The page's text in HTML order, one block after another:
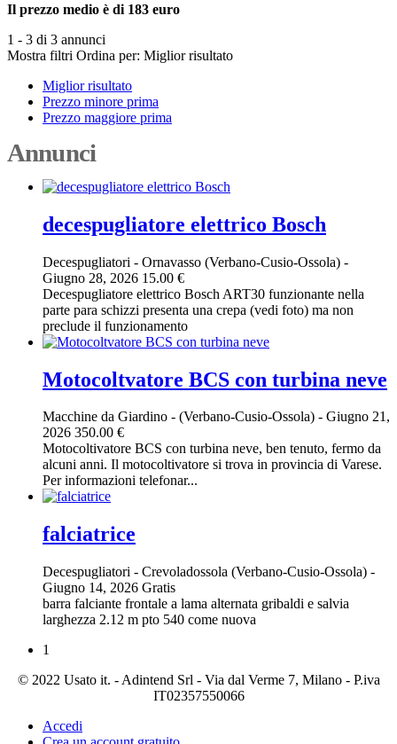
Il prezzo medio è di 183 euro
1 - 3 di 3 annunci
Mostra filtri Ordina per: Miglior risultato
Miglior risultato
Prezzo minore prima
Prezzo maggiore prima
Annunci
decespugliatore elettrico Bosch
Decespugliatori - Ornavasso (Verbano-Cusio-Ossola) -
Giugno 28, 2026 15.00 €
Decespugliatore elettrico Bosch ART30 funzionante nella
parte para schizzi presenta una crepa (vedi foto) ma non
preclude il funzionamento
Motocoltvatore BCS con turbina neve
Macchine da Giardino - (Verbano-Cusio-Ossola) - Giugno 21,
2026 350.00 €
Motocoltivatore BCS con turbina neve, ben tenuto, fermo da
alcuni anni. Il motocoltivatore si trova in provincia di Varese.
Per informazioni telefonar...
falciatrice
Decespugliatori - Crevoladossola (Verbano-Cusio-Ossola) -
Giugno 14, 2026 Gratis
barra falciante frontale a lama alternata gribaldi e salvia
larghezza 2.12 m pto 540 come nuova
1
© 2022 Usato it. - Adintend Srl - Via dal Verme 7, Milano - P.iva
IT02357550066
Accedi